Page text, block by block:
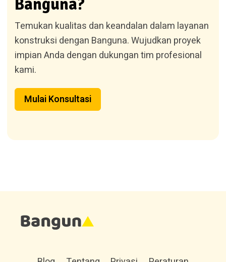
Banguna?
Temukan kualitas dan keandalan dalam layanan
konstruksi dengan Banguna. Wujudkan proyek
impian Anda dengan dukungan tim profesional
kami.
Mulai Konsultasi